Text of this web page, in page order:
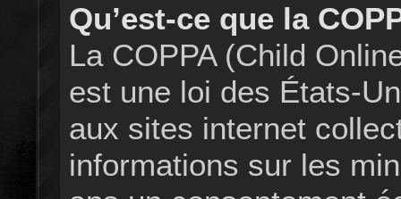
Qu’est-ce que la
La COPPA (Child
est une loi des États-
aux sites internet
informations sur les